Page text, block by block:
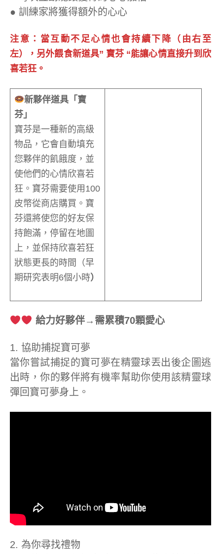
● 訓練家將獲得額外的心心
注意：當互動不足心情也會持續下降（由右至
左），另外餵食新道具” 寶芬 “能讓心情直接升到欣
喜若狂。
新夥伴道具「寶
芬」
寶芬是一種新的高級
物品，它會自動填充
您夥伴的飢餓度，並
使他們的心情欣喜若
狂。寶芬需要使用100
皮幣從商店購買。寶
芬還將使您的好友保
持飽滿，停留在地圖
上，並保持欣喜若狂
狀態更長的時間（早
期研究表明6個小時）
給力好夥伴→需累積70顆愛心
1. 協助捕捉寶可夢
當你嘗試捕捉的寶可夢在精靈球丟出後企圖逃
出時，你的夥伴將有機率幫助你使用該精靈球
彈回寶可夢身上。
2. 為你尋找禮物